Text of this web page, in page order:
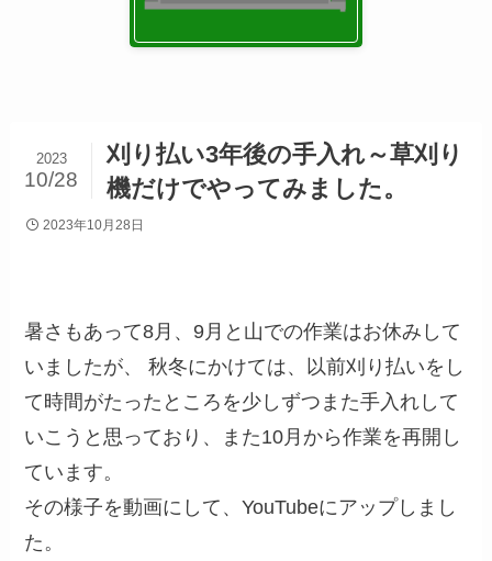
刈り払い3年後の手入れ～草刈り
機だけでやってみました。
2023
10/28
2023年10月28日
暑さもあって8月、9月と山での作業はお休みして
いましたが、 秋冬にかけては、以前刈り払いをし
て時間がたったところを少しずつまた手入れして
いこうと思っており、また10月から作業を再開し
ています。
その様子を動画にして、YouTubeにアップしまし
た。